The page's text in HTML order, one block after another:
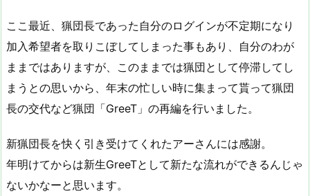
ここ最近、猟団長であった自分のログインが不定期になり
加入希望者を取りこぼしてしまった事もあり、自分のわが
ままではありますが、このままでは猟団として停滞してし
まうとの思いから、年末の忙しい時に集まって貰って猟団
長の交代など猟団「GreeT」の再編を行いました。
新猟団長を快く引き受けてくれたアーさんには感謝。
年明けてからは新生GreeTとして新たな流れができるんじゃ
ないかなーと思います。